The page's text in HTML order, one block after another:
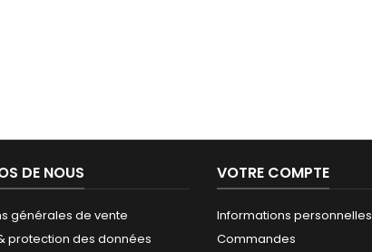
DE NOUS
générales de vente
protection des données
VOTRE COMPTE
Informations personnelles
Commandes